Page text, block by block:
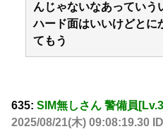
んじゃないなあっていう
ハード面はいいけどとに
てもう
635: SIM無しさん 警備員
2025/08/21(木) 09:08:19.30